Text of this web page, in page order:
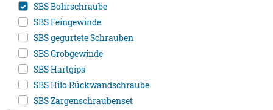
SBS Bohrschraube
SBS Feingewinde
SBS gegurtete Schrauben
SBS Grobgewinde
SBS Hartgips
SBS Hilo Rückwandschraube
SBS Zargenschraubenset